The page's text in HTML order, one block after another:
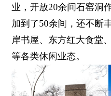
业，开放20余间石窑洞
加到了50余间，还不断
岸书屋、东方红大食堂
等各类休闲业态。